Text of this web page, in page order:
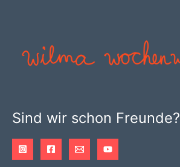
Sind wir schon Freunde?